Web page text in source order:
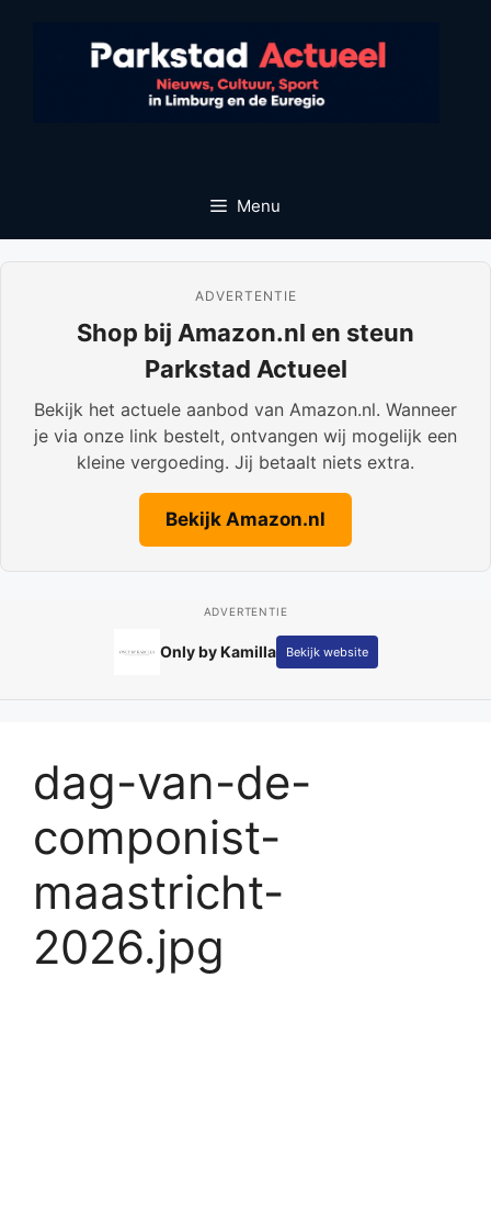
Menu
ADVERTENTIE
Shop bij Amazon.nl en steun
Parkstad Actueel
Bekijk het actuele aanbod van Amazon.nl. Wanneer
je via onze link bestelt, ontvangen wij mogelijk een
kleine vergoeding. Jij betaalt niets extra.
Bekijk Amazon.nl
ADVERTENTIE
Only by Kamilla Bekijk website
dag-van-de-
componist-
maastricht-
2026.jpg